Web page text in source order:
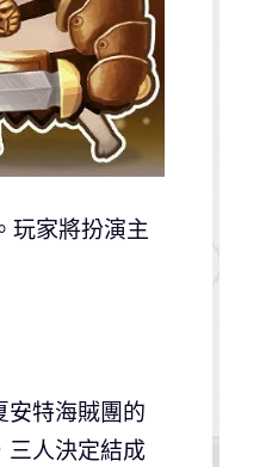
玩家將扮演主
安特海賊團的
三人決定結成